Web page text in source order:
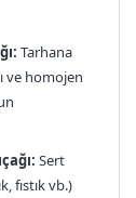
Tarhana
ve homojen
Sert
fıstık vb.)